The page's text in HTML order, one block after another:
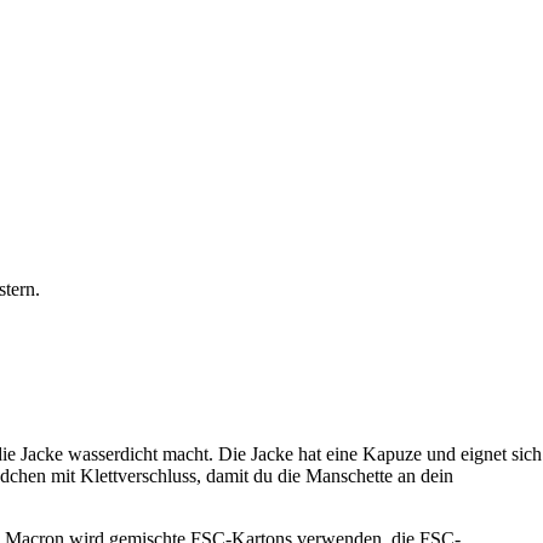
wasserdicht macht. Die Jacke hat eine Kapuze und eignet sich
mit Klettverschluss, damit du die Manschette an dein
wird gemischte FSC-Kartons verwenden, die FSC-